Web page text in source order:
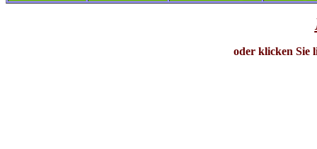
oder klicken Sie